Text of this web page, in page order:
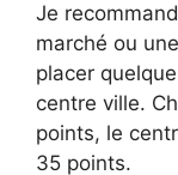
Je
marché ou
placer
centre ville.
points, le
35 points.